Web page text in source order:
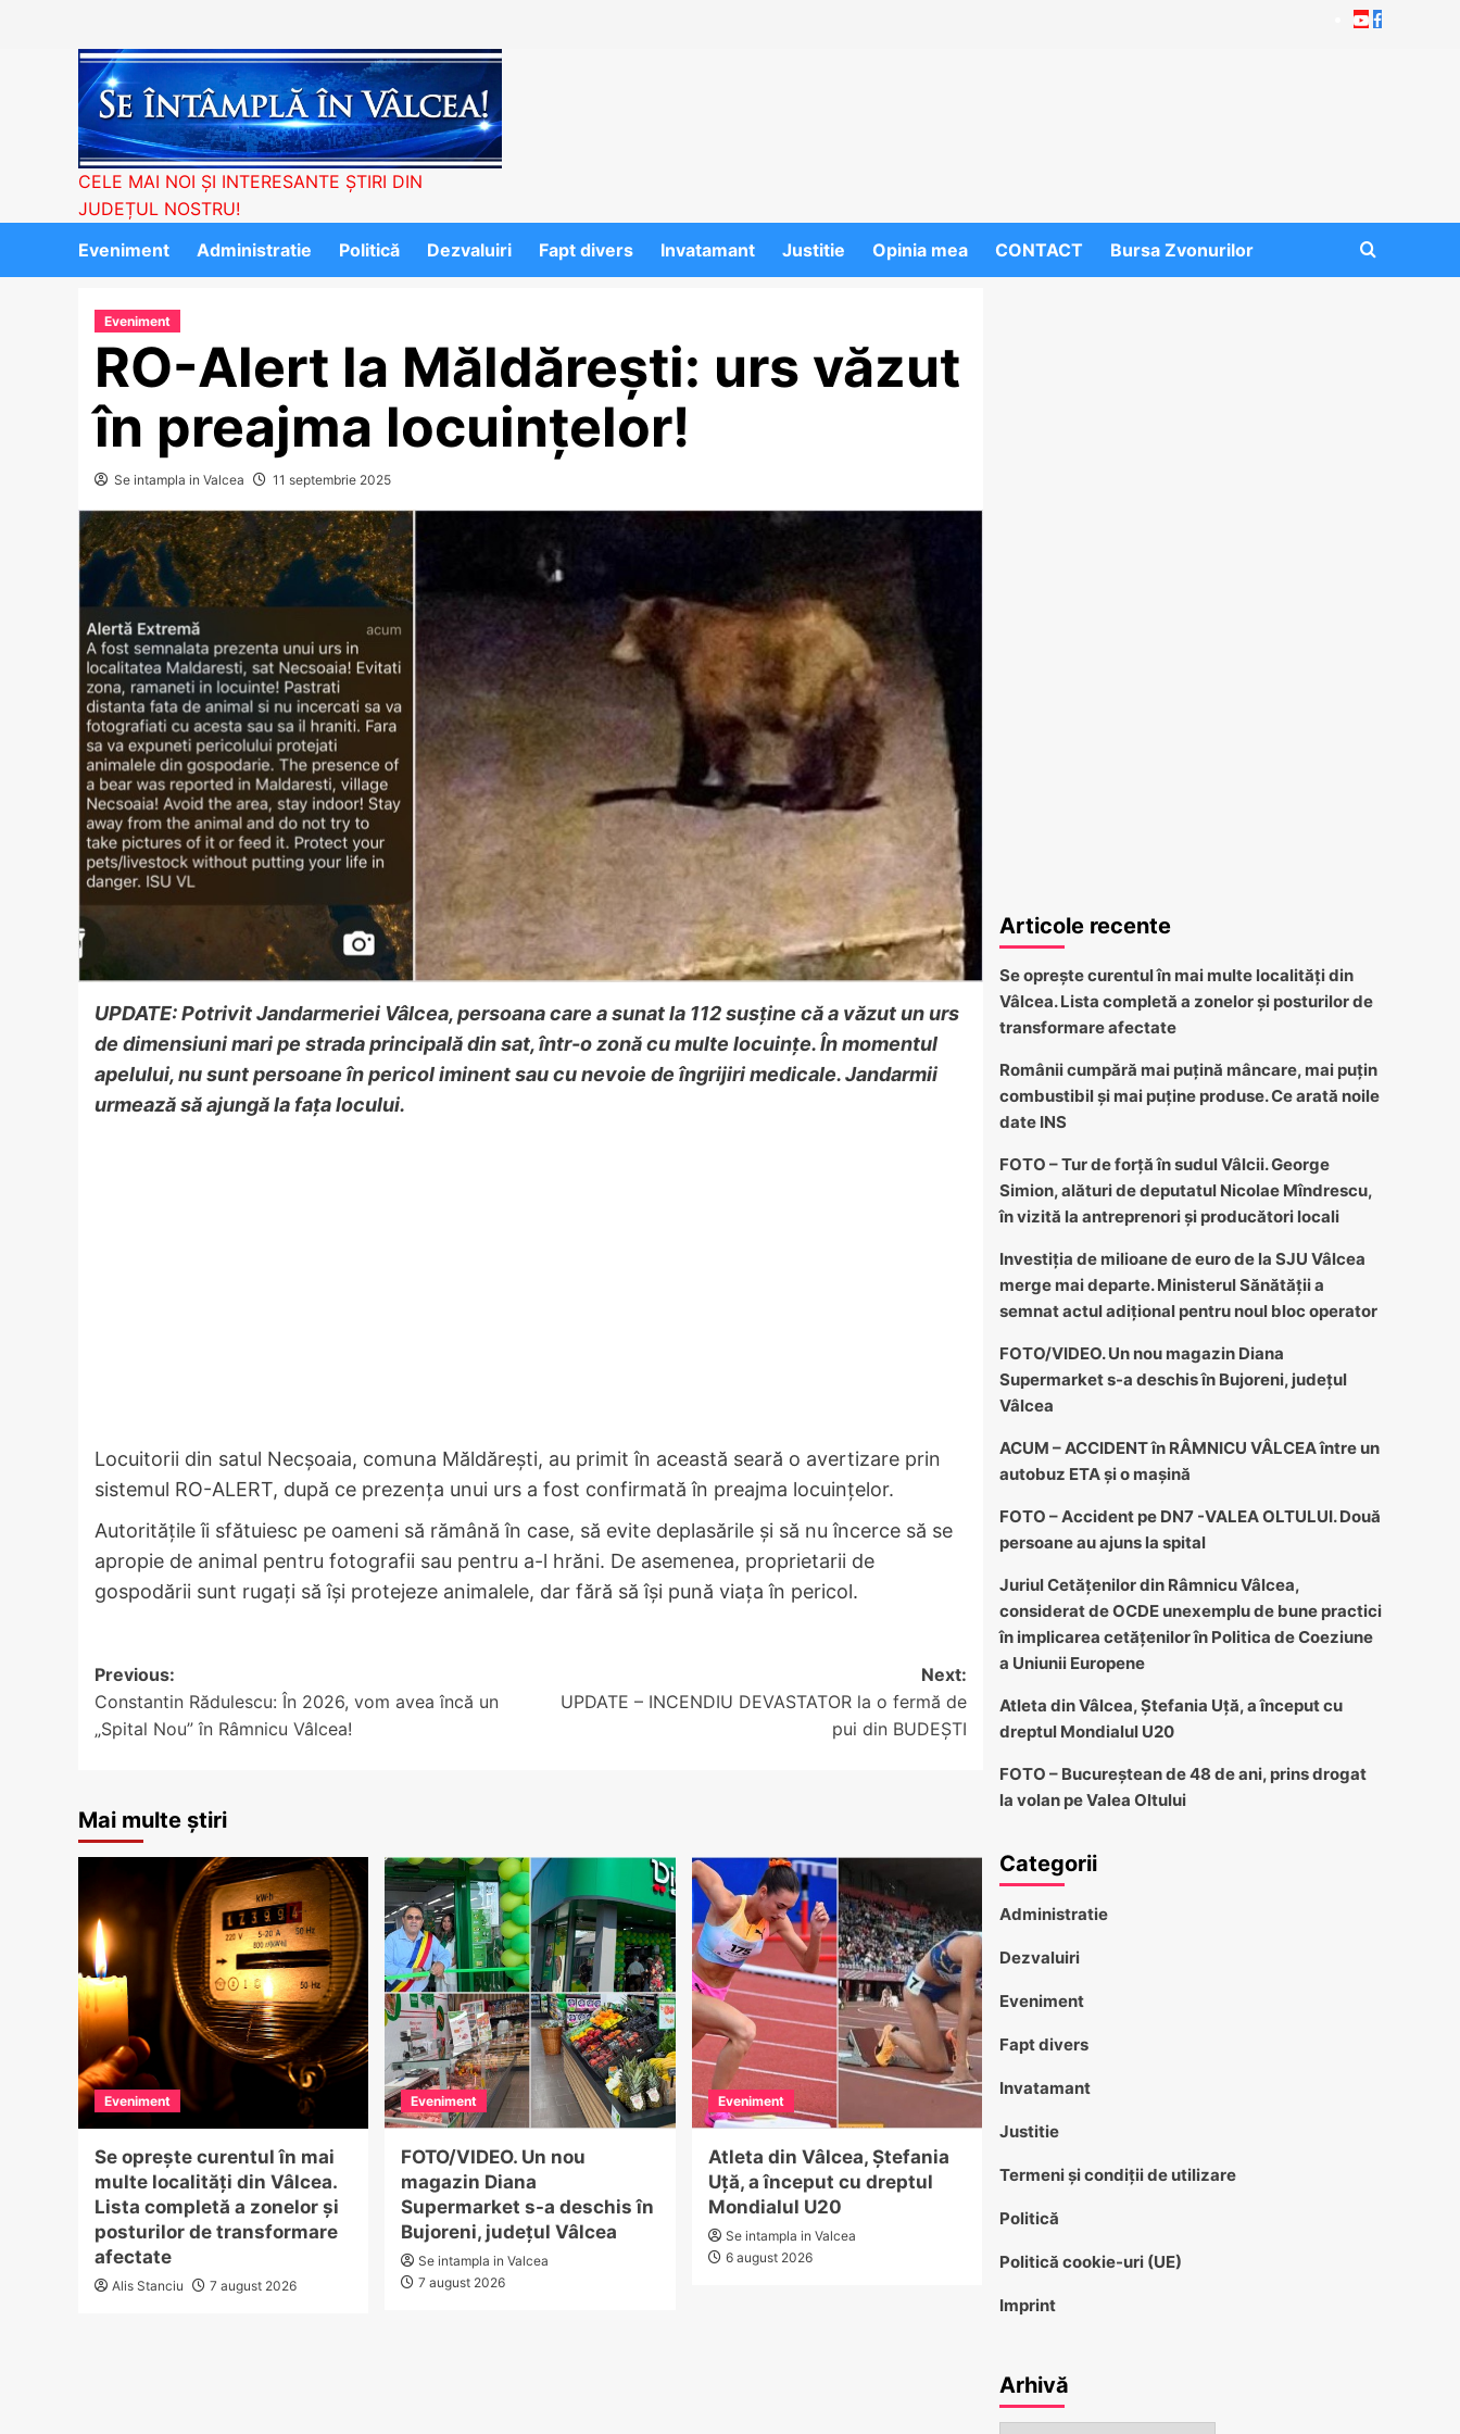
Youtube
Facebook
CELE MAI NOI ȘI INTERESANTE ȘTIRI DIN
JUDEȚUL NOSTRU!
Eveniment
Administratie Politică Dezvaluiri Fapt divers Invatamant Justitie Opinia mea CONTACT Bursa Zvonurilor
Eveniment
RO-Alert la Măldărești: urs văzut
în preajma locuințelor!
Se intampla in Valcea 11 septembrie 2025
UPDATE: Potrivit Jandarmeriei Vâlcea, persoana care a sunat la 112 susține că a văzut un urs
de dimensiuni mari pe strada principală din sat, într-o zonă cu multe locuințe. În momentul
apelului, nu sunt persoane în pericol iminent sau cu nevoie de îngrijiri medicale. Jandarmii
urmează să ajungă la fața locului.
Locuitorii din satul Necșoaia, comuna Măldărești, au primit în această seară o avertizare prin
sistemul RO-ALERT, după ce prezența unui urs a fost confirmată în preajma locuințelor.
Autoritățile îi sfătuiesc pe oameni să rămână în case, să evite deplasările și să nu încerce să se
apropie de animal pentru fotografii sau pentru a-l hrăni. De asemenea, proprietarii de
gospodării sunt rugați să își protejeze animalele, dar fără să își pună viața în pericol.
Post
navigation
Previous:
Constantin Rădulescu: În 2026, vom avea încă un
„Spital Nou” în Râmnicu Vâlcea!
Next:
UPDATE – INCENDIU DEVASTATOR la o fermă de
pui din BUDEȘTI
Mai multe știri
Eveniment
Se oprește curentul în mai
multe localități din Vâlcea.
Lista completă a zonelor și
posturilor de transformare
afectate
Alis Stanciu 7 august 2026
Eveniment
FOTO/VIDEO. Un nou
magazin Diana
Supermarket s-a deschis în
Bujoreni, județul Vâlcea
Se intampla in Valcea
7 august 2026
Eveniment
Atleta din Vâlcea, Ștefania
Uță, a început cu dreptul
Mondialul U20
Se intampla in Valcea
6 august 2026
Articole recente
Se oprește curentul în mai multe localități din
Vâlcea. Lista completă a zonelor și posturilor de
transformare afectate
Românii cumpără mai puțină mâncare, mai puțin
combustibil și mai puține produse. Ce arată noile
date INS
FOTO – Tur de forță în sudul Vâlcii. George
Simion, alături de deputatul Nicolae Mîndrescu,
în vizită la antreprenori și producători locali
Investiția de milioane de euro de la SJU Vâlcea
merge mai departe. Ministerul Sănătății a
semnat actul adițional pentru noul bloc operator
FOTO/VIDEO. Un nou magazin Diana
Supermarket s-a deschis în Bujoreni, județul
Vâlcea
ACUM – ACCIDENT în RÂMNICU VÂLCEA între un
autobuz ETA și o mașină
FOTO – Accident pe DN7 -VALEA OLTULUI. Două
persoane au ajuns la spital
Juriul Cetățenilor din Râmnicu Vâlcea,
considerat de OCDE unexemplu de bune practici
în implicarea cetățenilor în Politica de Coeziune
a Uniunii Europene
Atleta din Vâlcea, Ștefania Uță, a început cu
dreptul Mondialul U20
FOTO – Bucureștean de 48 de ani, prins drogat
la volan pe Valea Oltului
Categorii
Administratie
Dezvaluiri
Eveniment
Fapt divers
Invatamant
Justitie
Termeni și condiții de utilizare
Politică
Politică cookie-uri (UE)
Imprint
Arhivă